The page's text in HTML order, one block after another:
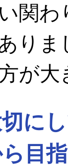
関
り
が
に
目